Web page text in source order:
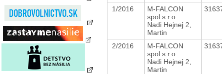
1/2016
M-FALCON
spol.s r.o.
Nadi Hejnej 2,
Martin
2/2016
M-FALCON
spol.s r.o.
Nadi Hejnej 2,
Martin